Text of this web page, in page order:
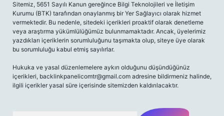
Sitemiz, 5651 Sayılı Kanun gereğince Bilgi Teknolojileri ve İletişim
Kurumu (BTK) tarafından onaylanmış bir Yer Sağlayıcı olarak hizmet
vermektedir. Bu nedenle, sitedeki içerikleri proaktif olarak denetleme
veya araştırma yükümlülüğümüz bulunmamaktadır. Ancak, üyelerimiz
yazdıkları içeriklerin sorumluluğunu taşımakta olup, siteye üye olarak
bu sorumluluğu kabul etmiş sayılırlar.
Hukuka ve yasal düzenlemelere aykırı olduğunu düşündüğünüz
içerikleri, backlinkpanelicomtr@gmail.com adresine bildirmeniz halinde,
ilgili içerikler yasal süre içerisinde sitemizden kaldırılacaktır.